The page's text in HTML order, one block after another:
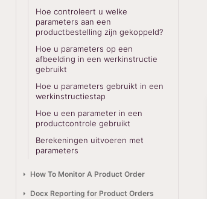
Hoe controleert u welke
parameters aan een
productbestelling zijn gekoppeld?
Hoe u parameters op een
afbeelding in een werkinstructie
gebruikt
Hoe u parameters gebruikt in een
werkinstructiestap
Hoe u een parameter in een
productcontrole gebruikt
Berekeningen uitvoeren met
parameters
How To Monitor A Product Order
Docx Reporting for Product Orders